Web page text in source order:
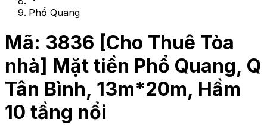
Phổ Quang
Mã: 3836 [Cho Thuê Tòa
nhà] Mặt tiền Phổ Quang, Q
Tân Bình, 13m*20m, Hầm
10 tầng nổi